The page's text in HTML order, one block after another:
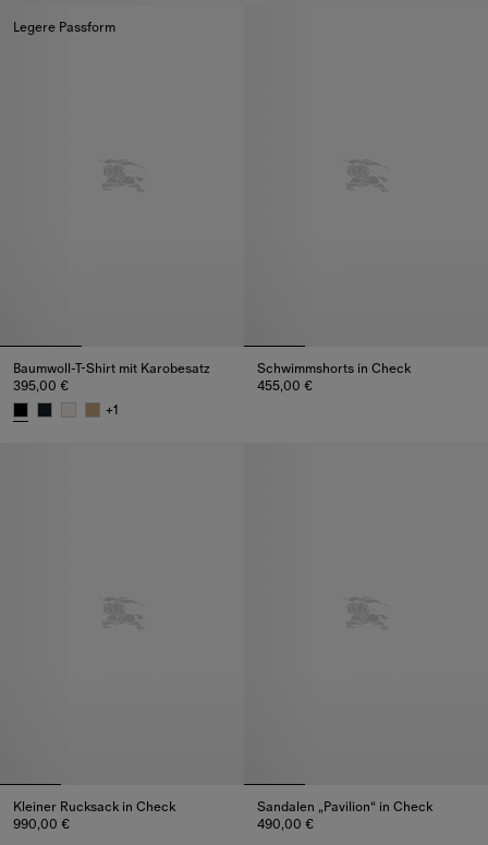
Legere Passform
Baumwoll-T-Shirt mit Karobesatz
395,00 €
+1
Schwimmshorts in Check
455,00 €
Kleiner Rucksack in Check
990,00 €
Sandalen „Pavilion“ in Check
490,00 €